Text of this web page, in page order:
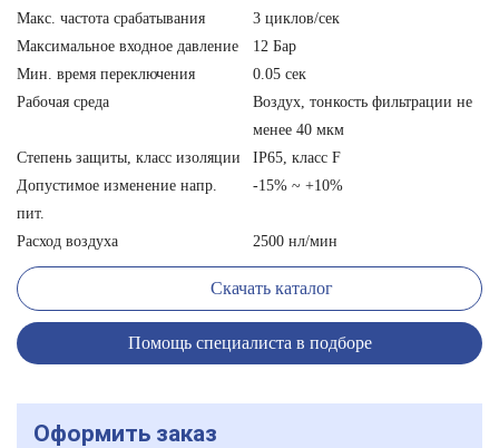
Макс. частота срабатывания
3 циклов/сек
Максимальное входное давление
12 Бар
Мин. время переключения
0.05 сек
Рабочая среда
Воздух, тонкость фильтрации не
менее 40 мкм
Степень защиты, класс изоляции
IP65, класс F
Допустимое изменение напр.
пит.
-15% ~ +10%
Расход воздуха 2500 нл/мин
Скачать каталог
Помощь специалиста в подборе
Оформить заказ